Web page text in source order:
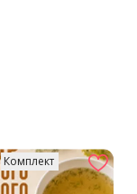
Комплект